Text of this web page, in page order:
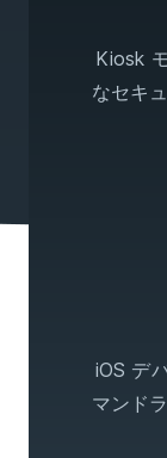
Kiosk
なセキ
iOS デ
マンド